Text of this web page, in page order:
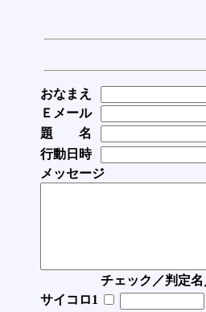
おなまえ
Ｅメール
題 名
行動日時
メッセージ
チェック／判定
サイコロ1